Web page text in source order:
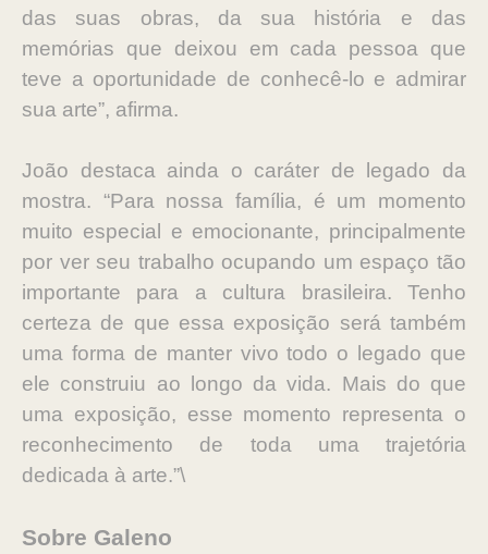
das suas obras, da sua história e das
memórias que deixou em cada pessoa que
teve a oportunidade de conhecê-lo e admirar
sua arte”, afirma.
João destaca ainda o caráter de legado da
mostra. “Para nossa família, é um momento
muito especial e emocionante, principalmente
por ver seu trabalho ocupando um espaço tão
importante para a cultura brasileira. Tenho
certeza de que essa exposição será também
uma forma de manter vivo todo o legado que
ele construiu ao longo da vida. Mais do que
uma exposição, esse momento representa o
reconhecimento de toda uma trajetória
dedicada à arte.”\
Sobre Galeno